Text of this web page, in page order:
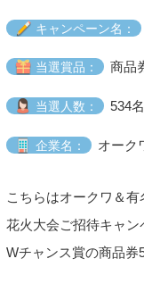
キャンペーン名：
当選賞品： 商品
当選人数： 534
企業名： オーク
こちらはオークワ＆
花火大会ご招待キャ
Wチャンス賞の商品券